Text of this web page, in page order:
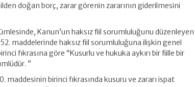
doğan borç, zarar görenin zararının giderilmesini
Kanun’un haksız fiil sorumluluğunu düzenleyen
maddelerinde haksız fiil sorumluluğuna ilişkin genel
fıkrasına göre “Kusurlu ve hukuka aykırı bir fiille bir
”
maddesinin birinci fıkrasında kusuru ve zararı ispat